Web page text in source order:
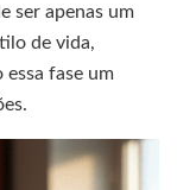
ser apenas um
de vida,
fase um